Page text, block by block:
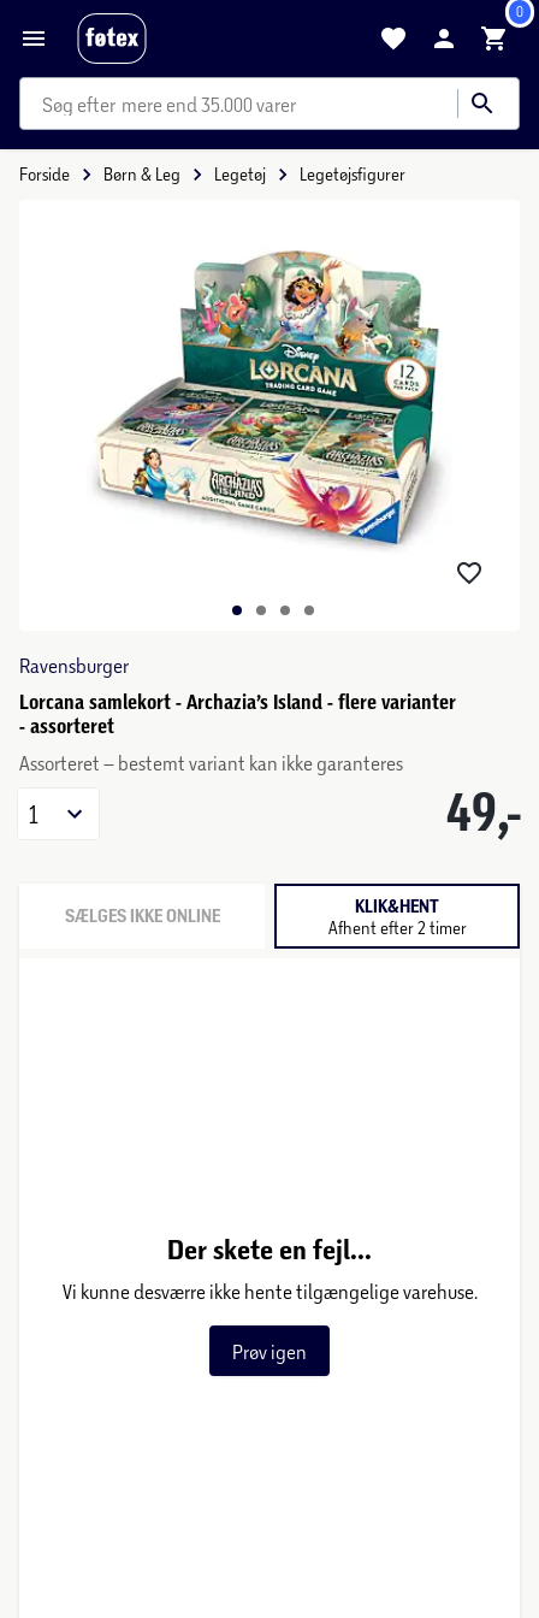
0
mere end 35.000 varer
Forside Børn & Leg Legetøj Legetøjsfigurer
Ravensburger
Lorcana samlekort - Archazia’s Island - flere varianter
- assorteret
Assorteret – bestemt variant kan ikke garanteres
49,-
1
SÆLGES IKKE ONLINE KLIK&HENT
Afhent efter 2 timer
Der skete en fejl...
Vi kunne desværre ikke hente tilgængelige varehuse.
Prøv igen